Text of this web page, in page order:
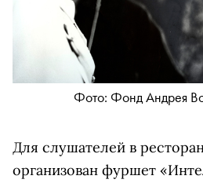
Фото: Фонд Андрея
Для слушателей в
организован фуршет